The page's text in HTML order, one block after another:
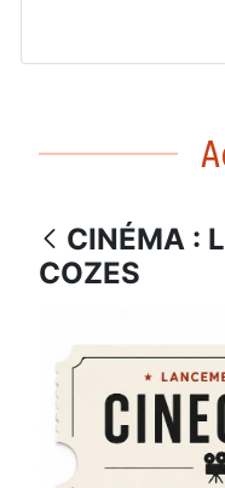
CINÉMA :
COZES